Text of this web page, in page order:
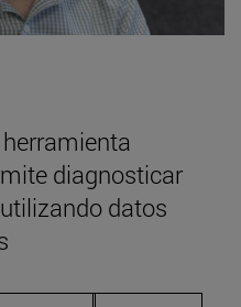
diagnosticar
datos